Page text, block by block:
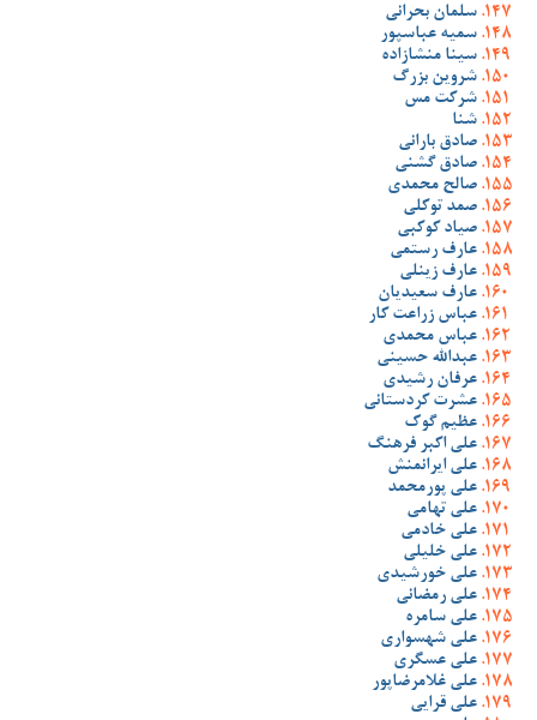
سلمان بحرانی
سمیه عباسپور
سینا منشازاده
شروین بزرگ
شرکت مس
شنا
صادق بارانی
صادق گشنی
صالح محمدی
صمد توکلی
صیاد کوکبی
عارف رستمی
عارف زینلی
عارف سعیدیان
عباس زراعت کار
عباس محمدی
عبدالله حسینی
عرفان رشیدی
عشرت کردستانی
عظیم گوک
علی اکبر فرهنگ
علی ایرانمنش
علی پورمحمد
علی تهامی
علی خادمی
علی خلیلی
علی خورشیدی
علی رمضانی
علی سامره
علی شهسواری
علی عسگری
علی غلامرضاپور
علی قرایی